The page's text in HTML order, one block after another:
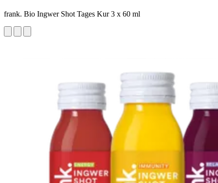
frank. Bio Ingwer Shot Tages Kur 3 x 60 ml